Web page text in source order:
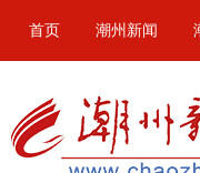
首页 潮州新闻